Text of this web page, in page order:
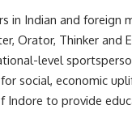
in Indian and foreign
Orator, Thinker and
level
social, economic
Indore to provide